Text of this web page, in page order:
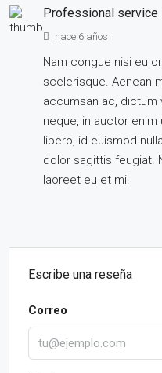
Professional service
hace 6 años
Nam congue nisi eu
scelerisque. Aenean
accumsan ac, dictum
neque, in auctor
libero, id euismod
dolor sagittis feugiat.
laoreet eu et mi.
Escribe una reseña
Correo